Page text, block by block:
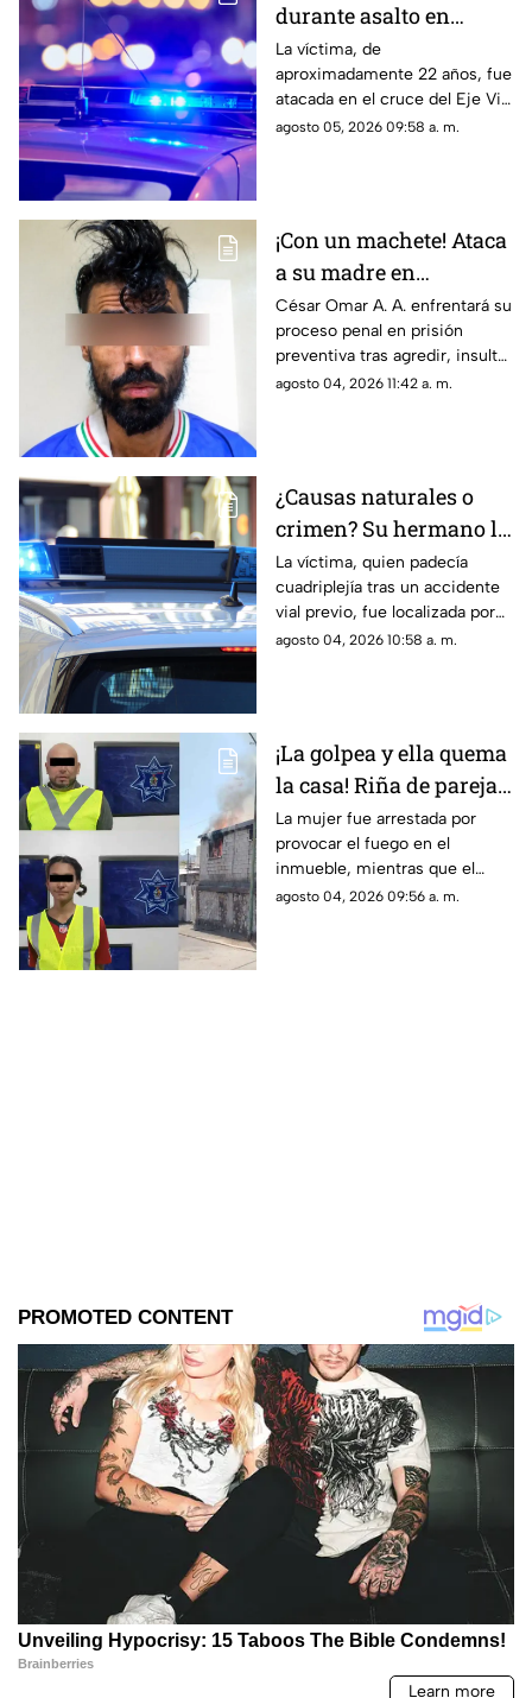
durante asalto en
estación de transporte
público en Eje Vial
La víctima, de
aproximadamente 22 años, fue
atacada en el cruce del Eje Vial
Juan Gabriel y calzada
agosto 05, 2026 09:58 a. m.
¡Con un machete! Ataca
a su madre en
Chihuahua; la amenazó
por no despertarlo para
ir a trabajar
César Omar A. A. enfrentará su
proceso penal en prisión
preventiva tras agredir, insultar
y amenazar de muerte a su
agosto 04, 2026 11:42 a. m.
¿Causas naturales o
crimen? Su hermano la
encuentra MUERTA,
pero la postura de su
cuerpo desata
sospechas
La víctima, quien padecía
cuadriplejía tras un accidente
vial previo, fue localizada por
su hermano; las autoridades
agosto 04, 2026 10:58 a. m.
¡La golpea y ella quema
la casa! Riña de pareja
termina en incendio
total de vivienda en
Ciudad Juárez
La mujer fue arrestada por
provocar el fuego en el
inmueble, mientras que el
hombre fue detenido por
agosto 04, 2026 09:56 a. m.